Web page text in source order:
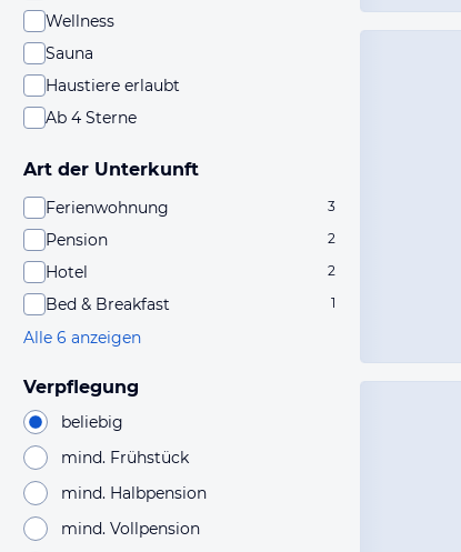
Wellness
Sauna
Haustiere erlaubt
Ab 4 Sterne
Art der Unterkunft
Ferienwohnung 3
Pension 2
Hotel 2
Bed & Breakfast 1
Alle 6 anzeigen
Verpflegung
beliebig
mind. Frühstück
mind. Halbpension
mind. Vollpension